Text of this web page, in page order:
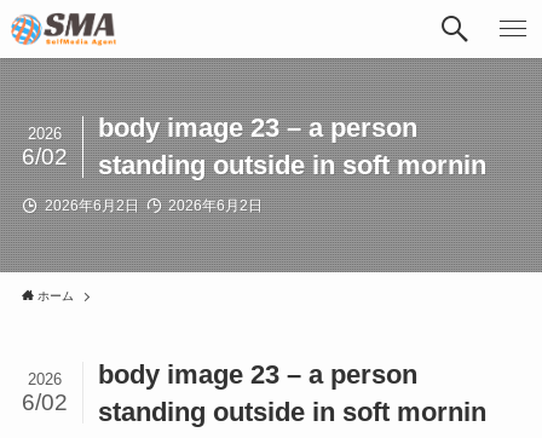
body image 23 – a person
standing outside in soft mornin
2026
6/02
2026年6月2日 2026年6月2日
ホーム
body image 23 – a person
standing outside in soft mornin
2026
6/02